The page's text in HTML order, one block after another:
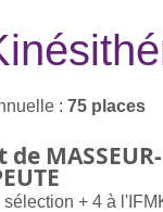
: 75 places
MASSEUR-
+ 4 à